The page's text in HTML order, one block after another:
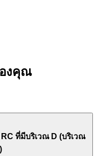
งคุณ
ที่มีบริเวณ D (บริเวณ